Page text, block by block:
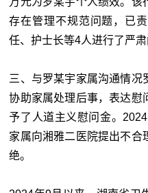
存在管理不规范问题，已
任、护士长等4人进行了严肃
三、与罗某宇家属沟通情况
协助家属处理后事，表达慰
予了人道主义慰问金。
家属向湘雅二医院提出不合
绝。